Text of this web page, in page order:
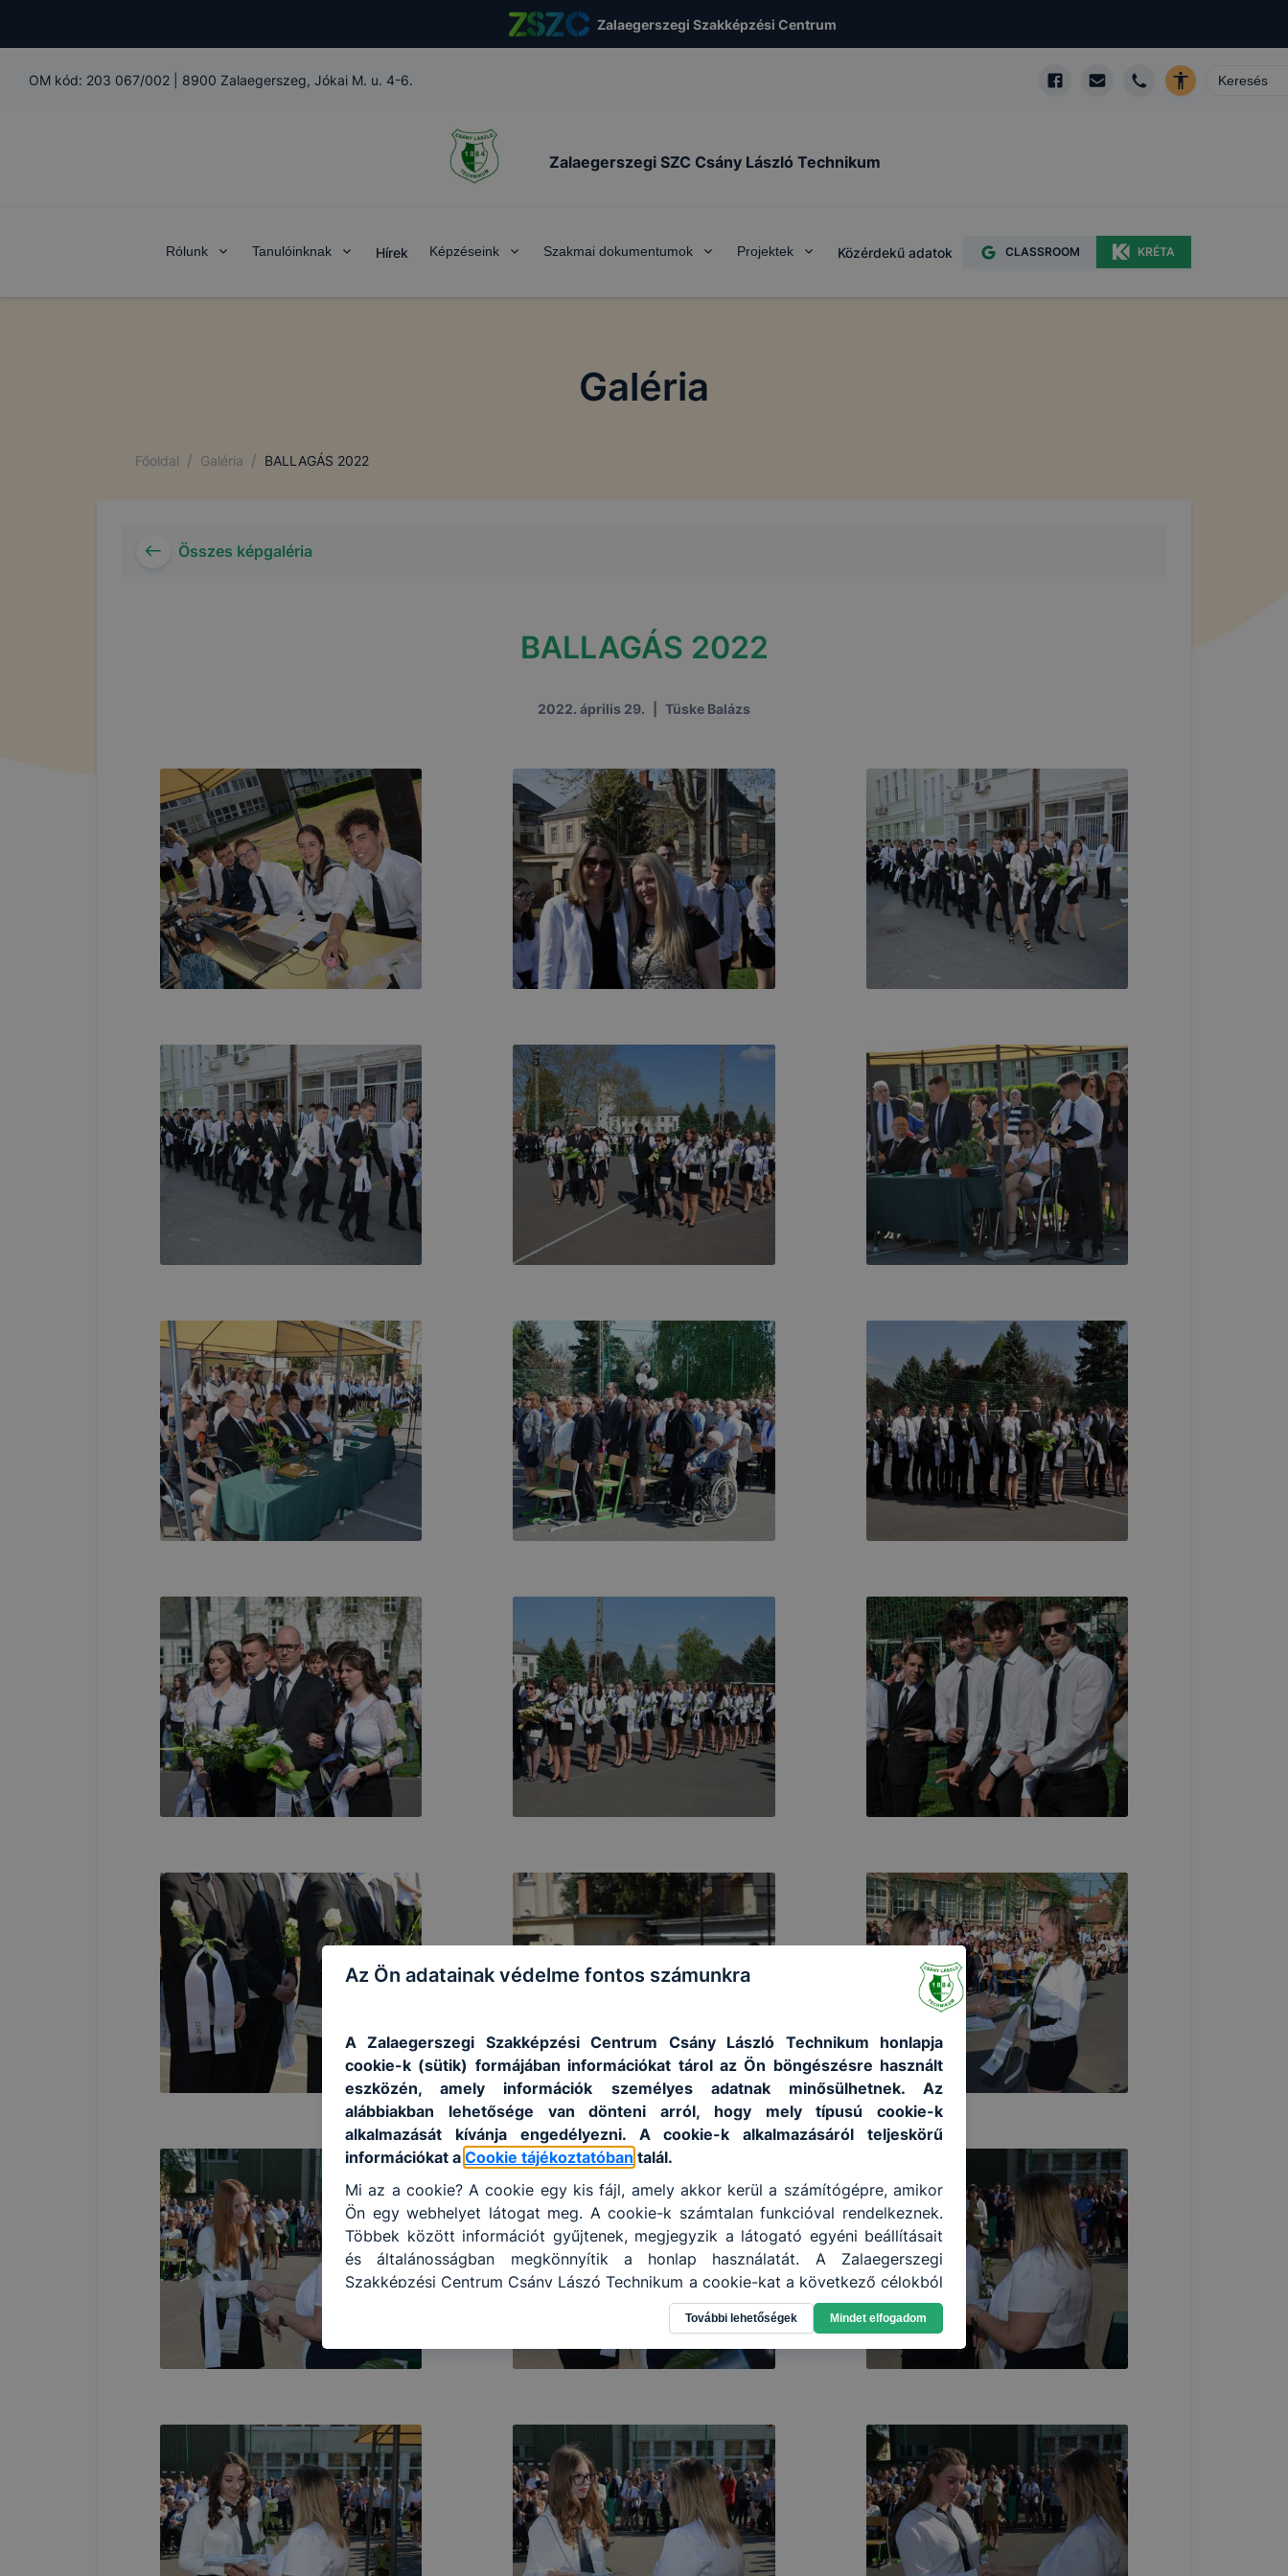
Zalaegerszegi Szakképzési Centrum
OM kód: 203 067/002 8900 Zalaegerszeg, Jókai M. u. 4-6.
Zalaegerszegi SZC Csány László Technikum
Rólunk Tanulóinknak Hírek Képzéseink Szakmai dokumentumok Projektek Közérdekű adatok CLASSROOM KRÉTA
Galéria
Főoldal / Galéria / BALLAGÁS 2022
Összes képgaléria
BALLAGÁS 2022
2022. április 29. Tüske Balázs
Az Ön adatainak védelme fontos számunkra
A Zalaegerszegi Szakképzési Centrum Csány László Technikum honlapja
cookie-k (sütik) formájában információkat tárol az Ön böngészésre használt
eszközén, amely információk személyes adatnak minősülhetnek. Az
alábbiakban lehetősége van dönteni arról, hogy mely típusú cookie-k
alkalmazását kívánja engedélyezni. A cookie-k alkalmazásáról teljeskörű
információkat a Cookie tájékoztatóban talál.
Mi az a cookie? A cookie egy kis fájl, amely akkor kerül a számítógépre, amikor
Ön egy webhelyet látogat meg. A cookie-k számtalan funkcióval rendelkeznek.
Többek között információt gyűjtenek, megjegyzik a látogató egyéni beállításait
és általánosságban megkönnyítik a honlap használatát. A Zalaegerszegi
Szakképzési Centrum Csány Lászó Technikum a cookie-kat a következő célokból
használja: információ gyűjtése azzal kapcsolatban, hogyan használja Ön a
honlapot -annak felmérésével, hogy a honlap melyik részeit látogatja, vagy
használja leginkább, így megtudhatjuk, hogyan biztosítsunk Önnek még jobb
felhasználói élményt, ha ismét meglátogatja oldalunkat, honlap fejlesztése.
böngésző alapértelmezettként automatikusan elfogadja a cookie-kat, de ezek
általában megváltoztathatók. Felhívjuk figyelmét, hogy mivel a cookie-k célja
honlapunk használhatóságának és folyamatainak megkönnyítése vagy lehetővé
tétele, a cookie-k alkalmazásának megakadályozása vagy törlése által
előfordulhat, hogy felhasználóink nem lesznek képesek honlapunk funkcióinak
teljes körű használatára, vagy a honlap a tervezettől eltérően fog működni
További lehetőségek Mindet elfogadom